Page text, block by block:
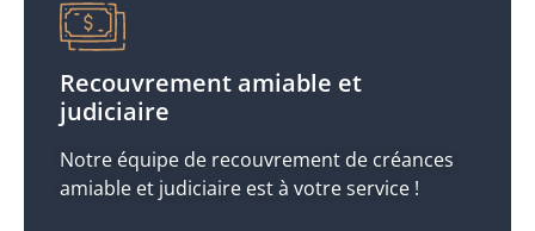
Recouvrement amiable et
judiciaire
Notre équipe de recouvrement de créances
amiable et judiciaire est à votre service !